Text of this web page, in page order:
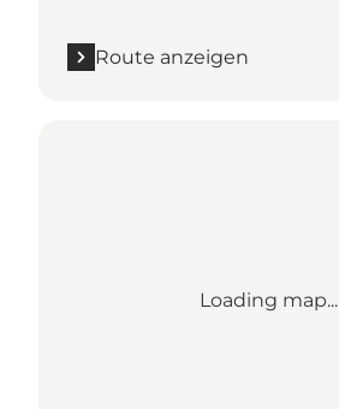
Route anzeigen
Loading map...